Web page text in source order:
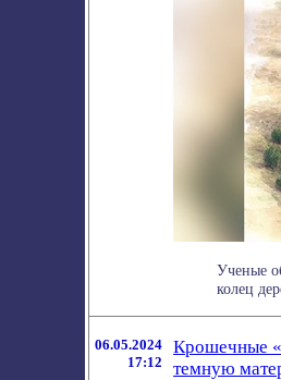
Ученые
колец
06.05.2024
17:12
Крошечные
темную